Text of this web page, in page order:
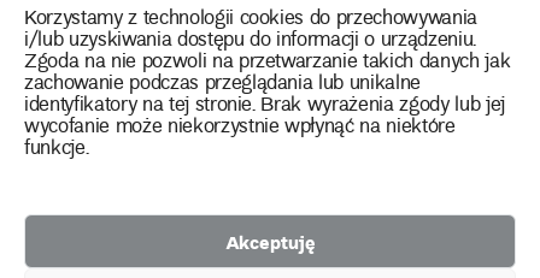
Korzystamy z technologii cookies do przechowywania
i/lub uzyskiwania dostępu do informacji o urządzeniu.
Zgoda na nie pozwoli na przetwarzanie takich danych jak
zachowanie podczas przeglądania lub unikalne
identyfikatory na tej stronie. Brak wyrażenia zgody lub jej
wycofanie może niekorzystnie wpłynąć na niektóre
funkcje.
Akceptuję
Kontakt
instagram
twitterfacebookyoutube
tiktok
2026 Copyright by Muzeum Narodowe we Wrocławiu
Polityka prywatności